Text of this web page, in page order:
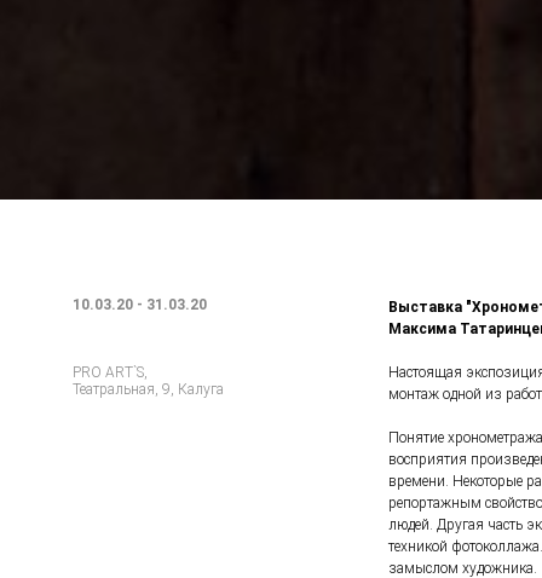
Выставка
Максима
Настоящая
монтаж одной из
Понятие
восприятия
времени. Некоторые
репортажным
людей. Другая часть
техникой
замыслом художника.
10.03.20 - 31.03.20
PRO ART`S,
Театральная, 9, Калуга